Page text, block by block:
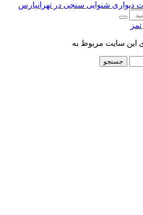
دیواری شنوایی سنجی در تهرانپارس
این سایت مربوط به
جستجو